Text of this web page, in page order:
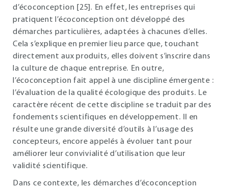
d’écoconception [25]. En effet, les entreprises qui
pratiquent l’écoconception ont développé des
démarches particulières, adaptées à chacunes d’elles.
Cela s’explique en premier lieu parce que, touchant
directement aux produits, elles doivent s’inscrire dans
la culture de chaque entreprise. En outre,
l’écoconception fait appel à une discipline émergente :
l’évaluation de la qualité écologique des produits. Le
caractère récent de cette discipline se traduit par des
fondements scientifiques en développement. Il en
résulte une grande diversité d’outils à l’usage des
concepteurs, encore appelés à évoluer tant pour
améliorer leur convivialité d’utilisation que leur
validité scientifique.
Dans ce contexte, les démarches d’écoconception